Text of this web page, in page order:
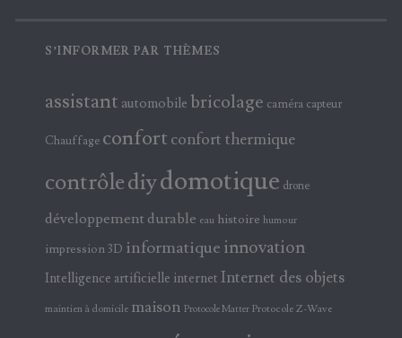
S’INFORMER PAR THÈMES
assistant automobile bricolage caméra capteur
Chauffage confort confort thermique
contrôlediydomotique drone
développement durable eau histoire humour
impression 3D informatique innovation
Intelligence artificielle internet Internet des objets
maintien à domicile maison Protocole Matter Protocole Z-Wave